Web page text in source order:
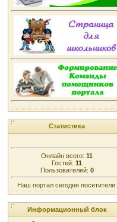
Статистика
Онлайн всего:11
Гостей:11
Пользователей: 0
Наш портал сегодня посетители:
Информационный блок